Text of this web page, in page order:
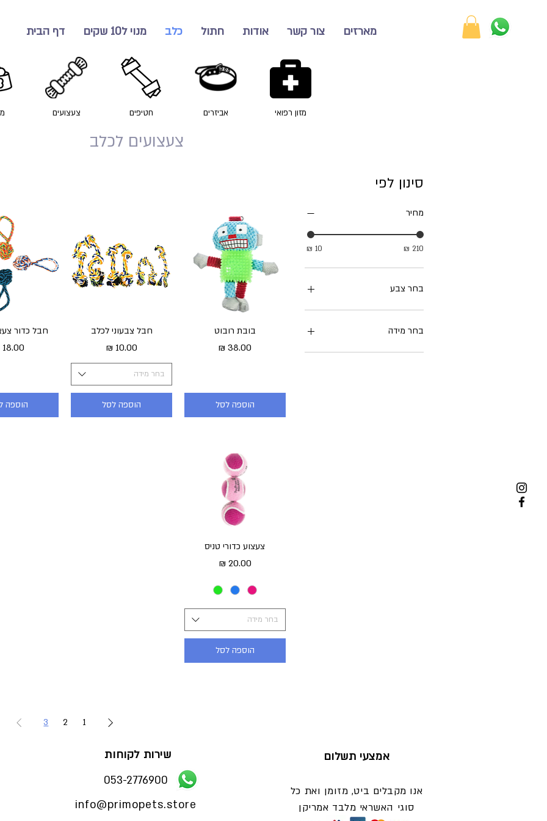
דף הבית מנוי ל10 שקים כלב חתול אודות צור קשר מארזים
צעצועים חטיפים אביזרים מזון רפואי
צעצועים לכלב
סינון לפי
מחיר
בחר צבע
בחר מידה
Large
תצוגה מהירה
בובת רובוט
מחיר
הוספה לסל
תצוגה מהירה
חבל צבעוני לכלב
מחיר
בחר מידה
הוספה לסל
תצוגה
חבל כדור
מחיר
הוספה
תצוגה מהירה
צעצוע כדורי טניס
מחיר
בחר מידה
הוספה לסל
1
2
3
שירות לקוחות
053-2776900
info@primopets.store
אמצעי תשלום
אנו מקבלים ביט, מזומן ואת כל
סוגי האשראי מלבד אמריקן